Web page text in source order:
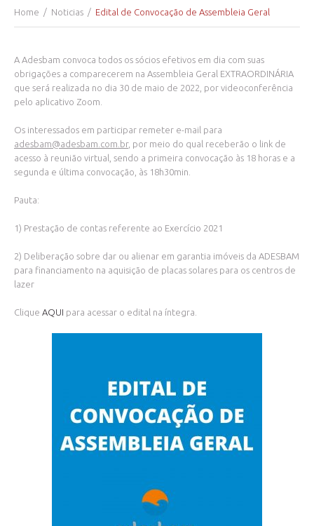
Home Noticias Edital de Convocação de Assembleia Geral
A Adesbam convoca todos os sócios efetivos em dia com suas
obrigações a comparecerem na Assembleia Geral EXTRAORDINÁRIA
que será realizada no dia 30 de maio de 2022, por videoconferência
pelo aplicativo Zoom.
Os interessados em participar remeter e-mail para
adesbam@adesbam.com.br, por meio do qual receberão o link de
acesso à reunião virtual, sendo a primeira convocação às 18 horas e a
segunda e última convocação, às 18h30min.
Pauta:
1) Prestação de contas referente ao Exercício 2021
2) Deliberação sobre dar ou alienar em garantia imóveis da ADESBAM
para financiamento na aquisição de placas solares para os centros de
lazer
Clique AQUI para acessar o edital na íntegra.